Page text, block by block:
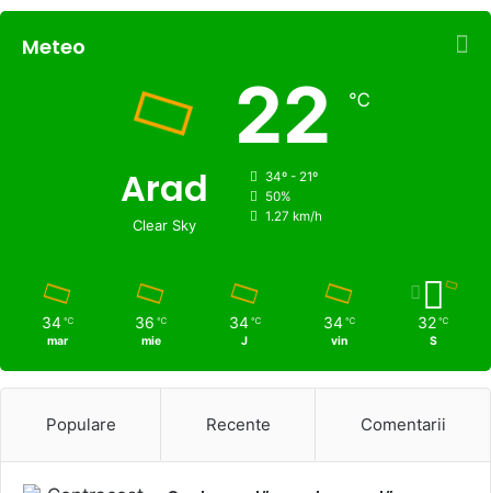
Meteo
Arad
Clear Sky
22 ℃
34º - 21º
50%
1.27 km/h
34 ℃
mar
36 ℃
mie
34 ℃
J
34 ℃
vin
32 ℃
S
Populare Recente Comentarii